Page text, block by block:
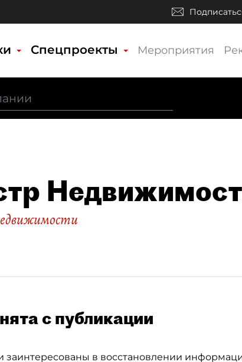
Спецпроекты Мероприятия
с публикации
заинтересованы в восстановлении